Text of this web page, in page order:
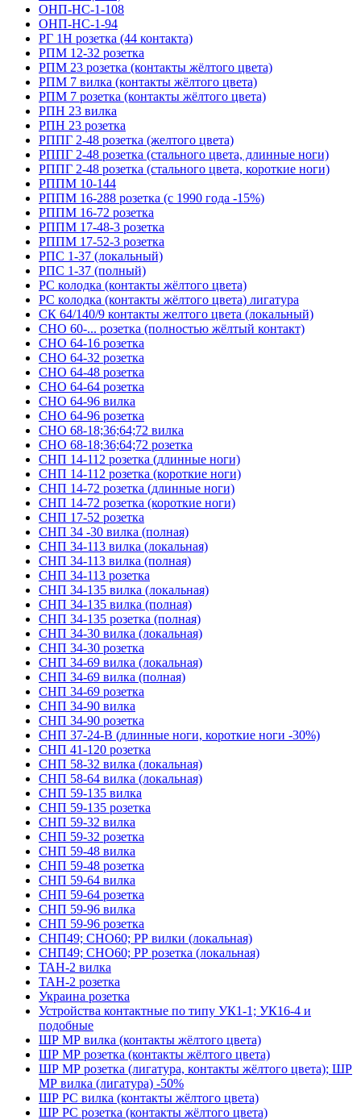
ОНП-НС-1-108
ОНП-НС-1-94
РГ 1Н розетка (44 контакта)
РПМ 12-32 розетка
РПМ 23 розетка (контакты жёлтого цвета)
РПМ 7 вилка (контакты жёлтого цвета)
РПМ 7 розетка (контакты жёлтого цвета)
РПН 23 вилка
РПН 23 розетка
РППГ 2-48 розетка (желтого цвета)
РППГ 2-48 розетка (стального цвета, длинные ноги)
РППГ 2-48 розетка (стального цвета, короткие ноги)
РППМ 10-144
РППМ 16-288 розетка (с 1990 года -15%)
РППМ 16-72 розетка
РППМ 17-48-3 розетка
РППМ 17-52-3 розетка
РПС 1-37 (локальный)
РПС 1-37 (полный)
РС колодка (контакты жёлтого цвета)
РС колодка (контакты жёлтого цвета) лигатура
СК 64/140/9 контакты желтого цвета (локальный)
СНО 60-... розетка (полностью жёлтый контакт)
СНО 64-16 розетка
СНО 64-32 розетка
СНО 64-48 розетка
СНО 64-64 розетка
СНО 64-96 вилка
СНО 64-96 розетка
СНО 68-18;36;64;72 вилка
СНО 68-18;36;64;72 розетка
СНП 14-112 розетка (длинные ноги)
СНП 14-112 розетка (короткие ноги)
СНП 14-72 розетка (длинные ноги)
СНП 14-72 розетка (короткие ноги)
СНП 17-52 розетка
СНП 34 -30 вилка (полная)
СНП 34-113 вилка (локальная)
СНП 34-113 вилка (полная)
СНП 34-113 розетка
СНП 34-135 вилка (локальная)
СНП 34-135 вилка (полная)
СНП 34-135 розетка (полная)
СНП 34-30 вилка (локальная)
СНП 34-30 розетка
СНП 34-69 вилка (локальная)
СНП 34-69 вилка (полная)
СНП 34-69 розетка
СНП 34-90 вилка
СНП 34-90 розетка
СНП 37-24-В (длинные ноги, короткие ноги -30%)
СНП 41-120 розетка
СНП 58-32 вилка (локальная)
СНП 58-64 вилка (локальная)
СНП 59-135 вилка
СНП 59-135 розетка
СНП 59-32 вилка
СНП 59-32 розетка
СНП 59-48 вилка
СНП 59-48 розетка
СНП 59-64 вилка
СНП 59-64 розетка
СНП 59-96 вилка
СНП 59-96 розетка
СНП49; СНО60; РР вилки (локальная)
СНП49; СНО60; РР розетка (локальная)
ТАН-2 вилка
ТАН-2 розетка
Украина розетка
Устройства контактные по типу УК1-1; УК16-4 и
подобные
ШР МР вилка (контакты жёлтого цвета)
ШР МР розетка (контакты жёлтого цвета)
ШР МР розетка (лигатура, контакты жёлтого цвета); ШР
МР вилка (лигатура) -50%
ШР РС вилка (контакты жёлтого цвета)
ШР РС розетка (контакты жёлтого цвета)